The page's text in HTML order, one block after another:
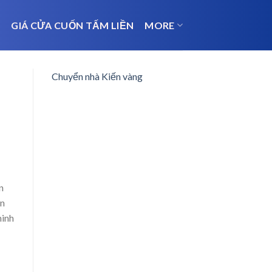
GIÁ CỬA CUỐN TẤM LIỀN MORE
Chuyển nhà Kiến vàng